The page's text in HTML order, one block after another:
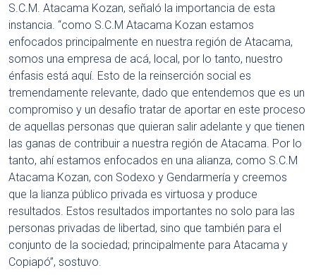
S.C.M. Atacama Kozan, señaló la importancia de esta
instancia. “como S.C.M Atacama Kozan estamos
enfocados principalmente en nuestra región de Atacama,
somos una empresa de acá, local, por lo tanto, nuestro
énfasis está aquí. Esto de la reinserción social es
tremendamente relevante, dado que entendemos que es un
compromiso y un desafío tratar de aportar en este proceso
de aquellas personas que quieran salir adelante y que tienen
las ganas de contribuir a nuestra región de Atacama. Por lo
tanto, ahí estamos enfocados en una alianza, como S.C.M
Atacama Kozan, con Sodexo y Gendarmería y creemos
que la lianza público privada es virtuosa y produce
resultados. Estos resultados importantes no solo para las
personas privadas de libertad, sino que también para el
conjunto de la sociedad; principalmente para Atacama y
Copiapó”, sostuvo.